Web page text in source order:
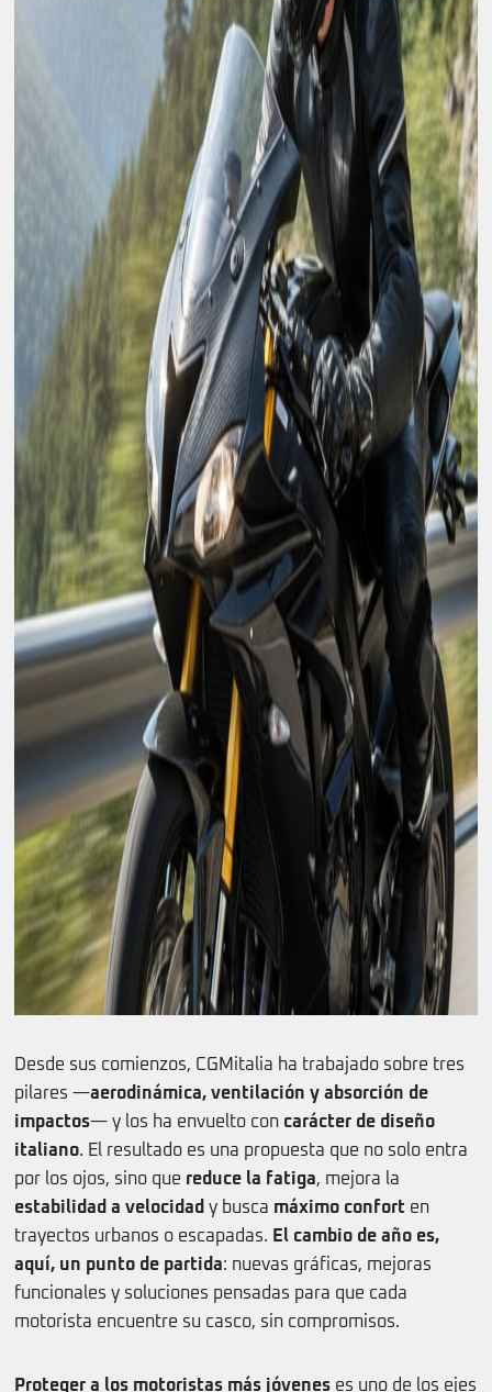
Desde sus comienzos, CGMitalia ha trabajado sobre tres
pilares —aerodinámica, ventilación y absorción de
impactos— y los ha envuelto con carácter de diseño
italiano. El resultado es una propuesta que no solo entra
por los ojos, sino que reduce la fatiga, mejora la
estabilidad a velocidad y busca máximo confort en
trayectos urbanos o escapadas. El cambio de año es,
aquí, un punto de partida: nuevas gráficas, mejoras
funcionales y soluciones pensadas para que cada
motorista encuentre su casco, sin compromisos.
Proteger a los motoristas más jóvenes es uno de los ejes